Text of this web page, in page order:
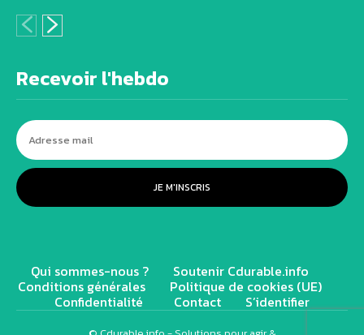
Recevoir l'hebdo
JE M'INSCRIS
Qui sommes-nous ? Soutenir Cdurable.info
Conditions générales Politique de cookies (UE)
Confidentialité Contact S’identifier